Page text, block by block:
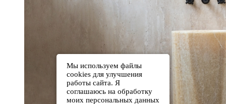
Мы используем файлы
cookies для улучшения
работы сайта. Я
соглашаюсь на обработку
моих персональных данных